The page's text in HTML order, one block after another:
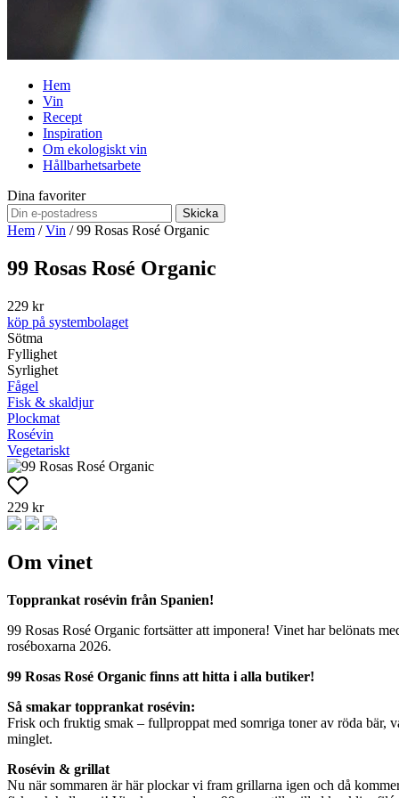
Hem
Vin
Recept
Inspiration
Om ekologiskt vin
Hållbarhetsarbete
Dina favoriter
Skicka
Hem /Vin /99 Rosas Rosé Organic
99 Rosas Rosé Organic
229 kr
köp på systembolaget
Sötma
Fyllighet
Syrlighet
Fågel
Fisk & skaldjur
Plockmat
Rosévin
Vegetariskt
229 kr
Om vinet
Topprankat rosévin från Spanien!
99 Rosas Rosé Organic fortsätter att imponera! Vinet har belönats
roséboxarna 2026.
99 Rosas Rosé Organic finns att hitta i alla butiker!
Så smakar topprankat rosévin:
Frisk och fruktig smak – fullproppat med somriga toner av röda bär,
minglet.
Rosévin & grillat
Nu när sommaren är här plockar vi fram grillarna igen och då